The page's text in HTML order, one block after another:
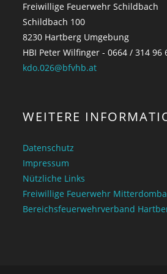
Freiwillige Feuerwehr Schildbach
Schildbach 100
8230 Hartberg Umgebung
HBI Peter Wilfinger - 0664 / 314 96
kdo.026@bfvhb.at
WEITERE
Datenschutz
Impressum
Nützliche Links
Freiwillige Feuerwehr
Bereichsfeuerwehrverband